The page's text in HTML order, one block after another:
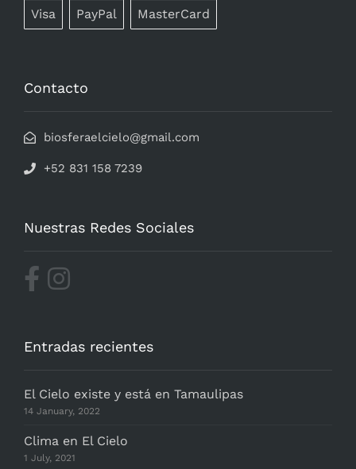
Visa PayPal MasterCard
Contacto
biosferaelcielo@gmail.com
+52 831 158 7239
Nuestras Redes Sociales
Entradas recientes
El Cielo existe y está en Tamaulipas
14 January, 2022
Clima en El Cielo
1 July, 2021